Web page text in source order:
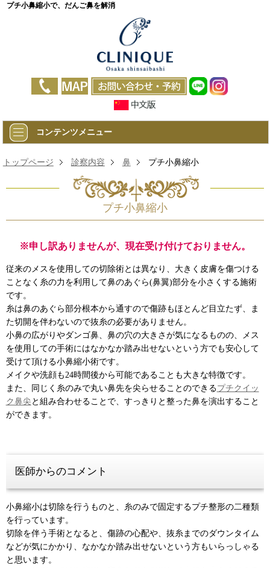
プチ小鼻縮小で、だんご鼻を解消
コンテンツメニュー
トップページ 診察内容 鼻 プチ小鼻縮小
プチ小鼻縮小
※申し訳ありませんが、現在受け付けておりません。
従来のメスを使用しての切除術とは異なり、大きく皮膚を傷つける
ことなく糸の力を利用して鼻のあぐら(鼻翼)部分を小さくする施術
です。
糸は鼻のあぐら部分根本から通すので傷跡もほとんど目立たず、ま
た切開を伴わないので抜糸の必要がありません。
小鼻の広がりやダンゴ鼻、鼻の穴の大きさが気になるものの、メス
を使用しての手術にはなかなか踏み出せないという方でも安心して
受けて頂ける小鼻縮小術です。
メイクや洗顔も24時間後から可能であることも大きな特徴です。
また、同じく糸のみで丸い鼻先を尖らせることのできるプチクイッ
ク鼻尖 と組み合わせることで、すっきりと整った鼻を演出すること
ができます。
医師からのコメント
小鼻縮小は切除を行うものと、糸のみで固定するプチ整形の二種類
を行っています。
切除を伴う手術となると、傷跡の心配や、抜糸までのダウンタイム
などが気にかかり、なかなか踏み出せないという方もいらっしゃる
と思います。